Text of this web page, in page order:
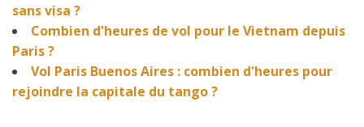
sans visa ?
Combien d'heures de vol pour le Vietnam depuis
Paris ?
Vol Paris Buenos Aires : combien d'heures pour
rejoindre la capitale du tango ?